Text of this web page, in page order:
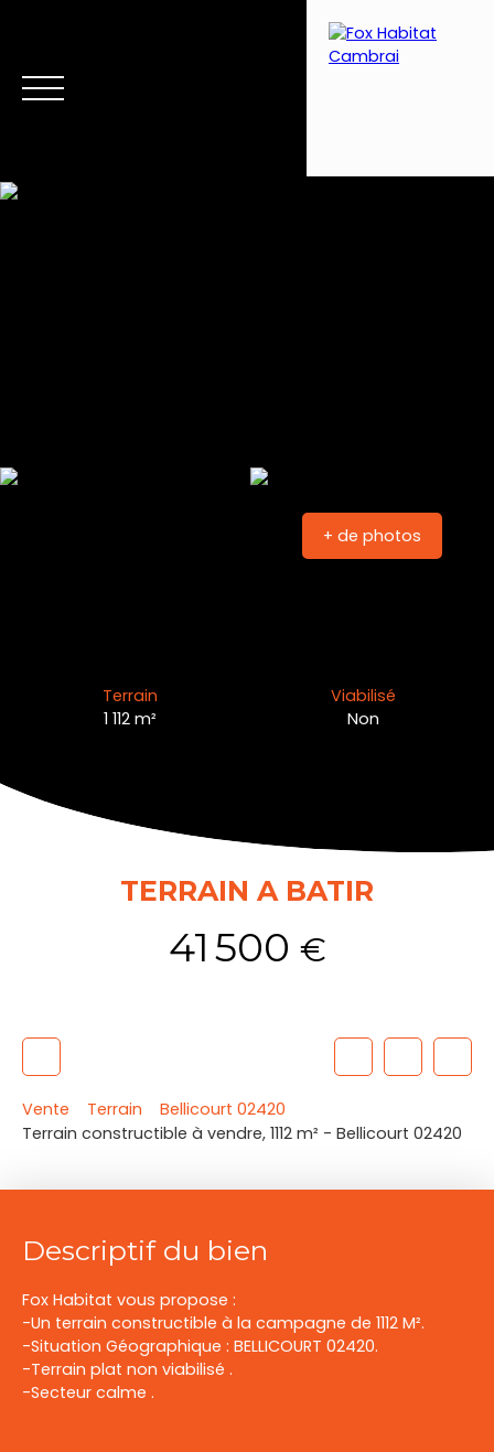
+ de photos
Terrain
1 112m²
Viabilisé
Non
TERRAIN A BATIR
41 500 €
Vente Terrain
Bellicourt 02420
Terrain constructible à vendre, 1112 m² - Bellicourt 02420
Descriptif du bien
Fox Habitat vous propose :
-Un terrain constructible à la campagne de 1112 M².
-Situation Géographique : BELLICOURT 02420.
-Terrain plat non viabilisé .
-Secteur calme .